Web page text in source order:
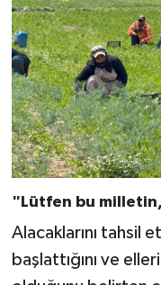
"Lütfen bu milletin,
Alacaklarını tahsil
başlattığını ve